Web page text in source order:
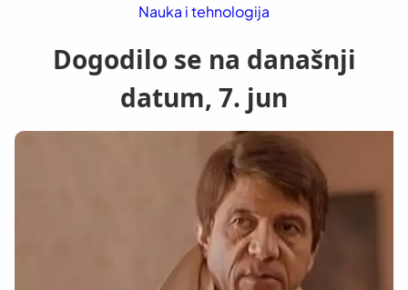
Nauka i tehnologija
Dogodilo se na današnji
datum, 7. jun